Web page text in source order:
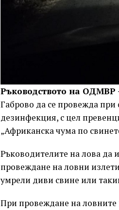
Ръководството на ОДМВР
Габрово да се провежда при
дезинфекция, с цел
„Африканска чума по
Ръководителите на лова да
провеждане на ловни
умрели диви свине или
При провеждане на ловните